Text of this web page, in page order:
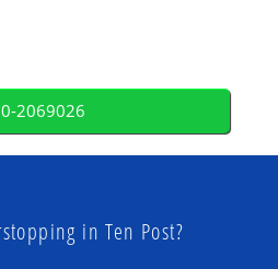
2069026
in Ten Post?